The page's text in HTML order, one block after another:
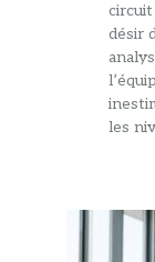
désir
les